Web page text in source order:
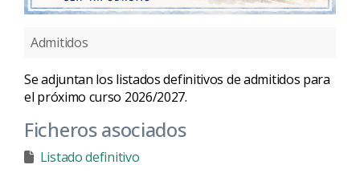
Admitidos
Se adjuntan los listados definitivos de admitidos para
el próximo curso 2026/2027.
Ficheros asociados
Listado definitivo